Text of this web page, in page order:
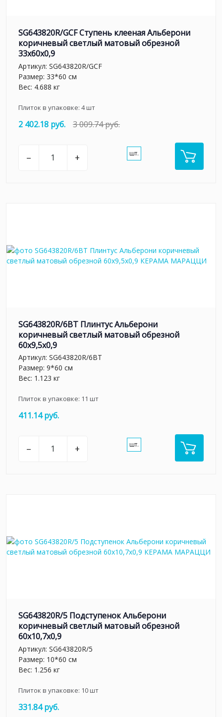
SG643820R/GCF Ступень клееная Альберони
коричневый светлый матовый обрезной
33x60x0,9
Артикул: SG643820R/GCF
Размер: 33*60 см
Вес: 4.688 кг
Плиток в упаковке: 4шт
2 402.18 руб. 3 009.74 руб.
– + шт.
SG643820R/6BT Плинтус Альберони
коричневый светлый матовый обрезной
60x9,5x0,9
Артикул: SG643820R/6BT
Размер: 9*60 см
Вес: 1.123 кг
Плиток в упаковке: 11 шт
411.14 руб.
– + шт.
SG643820R/5 Подступенок Альберони
коричневый светлый матовый обрезной
60x10,7x0,9
Артикул: SG643820R/5
Размер: 10*60 см
Вес: 1.256 кг
Плиток в упаковке: 10шт
331.84 руб.